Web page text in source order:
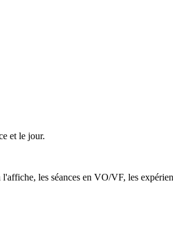
et le jour.
les séances en VO/VF, les